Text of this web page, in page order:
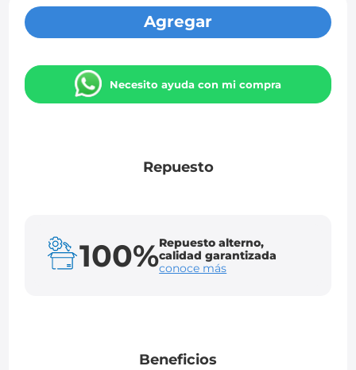
Agregar
Necesito ayuda con mi compra
Repuesto
100%Repuesto alterno,
calidad garantizada
conoce más
Beneficios